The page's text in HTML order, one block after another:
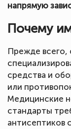
напрямую
Почему
Прежде всего,
средства и
или
Медицинские
стандарты
антисептиков